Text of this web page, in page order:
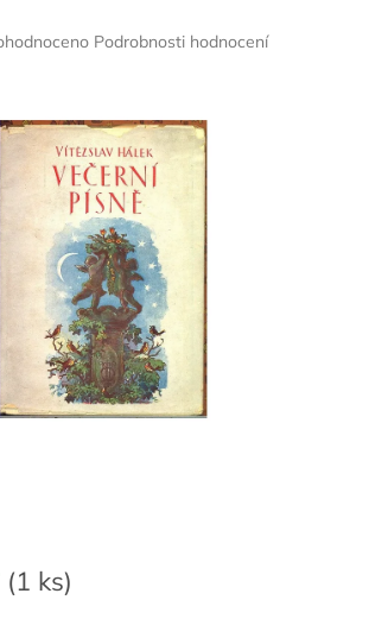
Podrobnosti hodnocení
(1 ks)